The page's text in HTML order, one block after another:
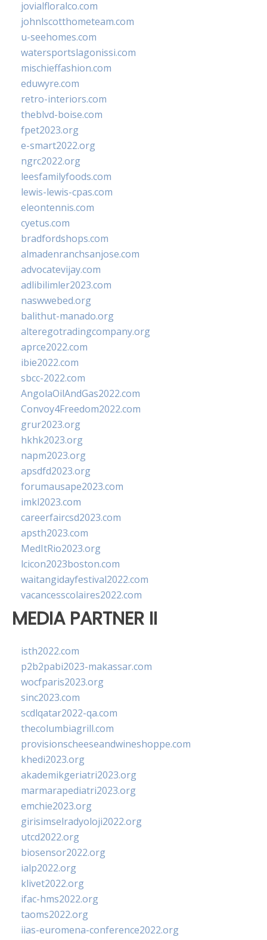
jovialfloralco.com
johnlscotthometeam.com
u-seehomes.com
watersportslagonissi.com
mischieffashion.com
eduwyre.com
retro-interiors.com
theblvd-boise.com
fpet2023.org
e-smart2022.org
ngrc2022.org
leesfamilyfoods.com
lewis-lewis-cpas.com
eleontennis.com
cyetus.com
bradfordshops.com
almadenranchsanjose.com
advocatevijay.com
adlibilimler2023.com
naswwebed.org
balithut-manado.org
alteregotradingcompany.org
aprce2022.com
ibie2022.com
sbcc-2022.com
AngolaOilAndGas2022.com
Convoy4Freedom2022.com
grur2023.org
hkhk2023.org
napm2023.org
apsdfd2023.org
forumausape2023.com
imkl2023.com
careerfaircsd2023.com
apsth2023.com
MedItRio2023.org
lcicon2023boston.com
waitangidayfestival2022.com
vacancesscolaires2022.com
MEDIA PARTNER II
isth2022.com
p2b2pabi2023-makassar.com
wocfparis2023.org
sinc2023.com
scdlqatar2022-qa.com
thecolumbiagrill.com
provisionscheeseandwineshoppe.com
khedi2023.org
akademikgeriatri2023.org
marmarapediatri2023.org
emchie2023.org
girisimselradyoloji2022.org
utcd2022.org
biosensor2022.org
ialp2022.org
klivet2022.org
ifac-hms2022.org
taoms2022.org
iias-euromena-conference2022.org